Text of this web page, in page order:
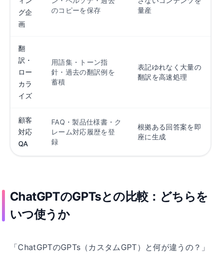
グ企
画
のコピーを保存
量産
翻
訳・
ロー
カラ
イズ
用語集・トーン指
針・過去の翻訳例を
蓄積
表記ゆれなく大量の
翻訳を高速処理
顧客
対応
QA
FAQ・製品仕様書・ク
レーム対応履歴を登
録
根拠ある回答案を即
座に生成
ChatGPTのGPTsとの比較： どちらを
いつ使うか
「ChatGPTのGPTs（カスタムGPT）と何が違うの？」